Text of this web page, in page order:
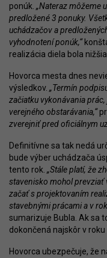
ponúk. „Nateraz môžeme
predložené 3 ponuky.
uchádzačov a
vyhodnotení ponúk,“
realizácia diela bola
Hovorca mesta dnes
výsledkov. „Termín
začiatku vykonávania
verejného obstarávania,“
zverejniť pred oficiálnym
Definitívne sa tak nedá
bude výber uchádzača
tento rok. „Stále platí, že
stavenisko mohol prevziať
začať s projektovaním
stavebnými prácami a v
sumarizuje Bubla. Ak sa
dokončená najskôr v roku
Hovorca ubezpečuje, že